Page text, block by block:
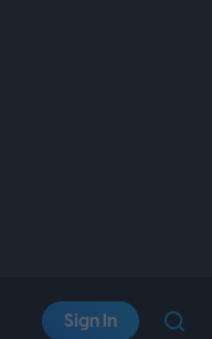
Sign In